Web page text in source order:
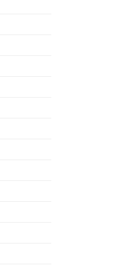
Ligue Agora
(11) 9
Alzira...